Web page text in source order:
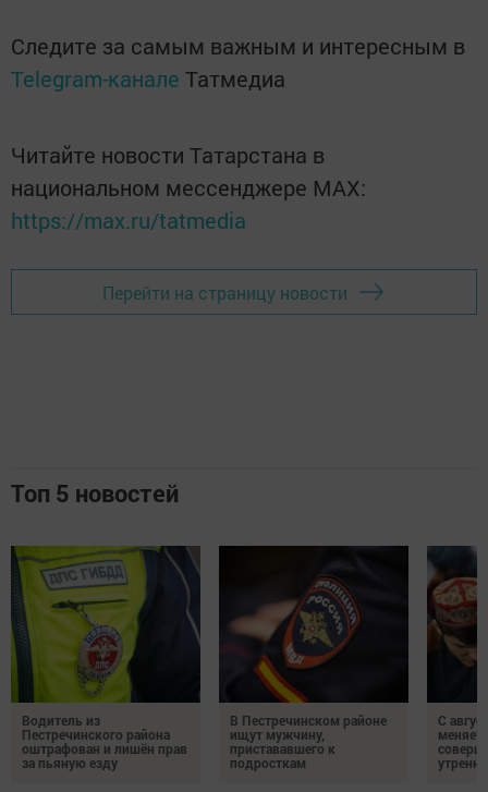
Следите за самым важным и интересным в
Telegram-канале Татмедиа
Читайте новости Татарстана в
национальном мессенджере MАХ:
https://max.ru/tatmedia
Перейти на страницу новости
Топ 5 новостей
Водитель из
Пестречинского района
оштрафован и лишён прав
за пьяную езду
В Пестречинском районе
ищут мужчину,
пристававшего к
подросткам
С